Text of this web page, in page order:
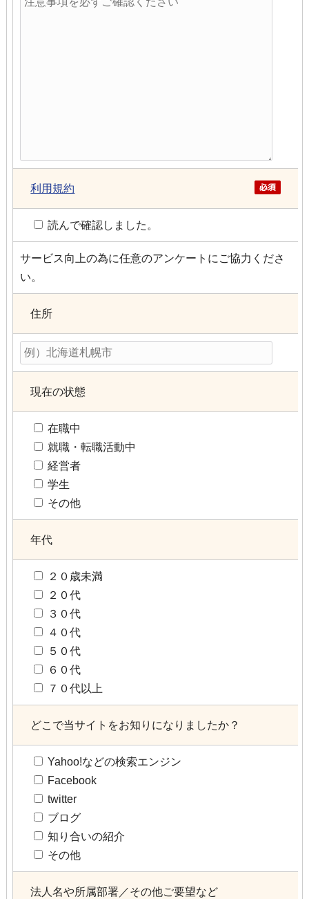
利用規約
読んで確認しました。
サービス向上の為に任意のアンケートにご協力くださ
い。
住所
現在の状態
在職中
就職・転職活動中
経営者
学生
その他
年代
２０歳未満
２０代
３０代
４０代
５０代
６０代
７０代以上
どこで当サイトをお知りになりましたか？
Yahoo!などの検索エンジン
Facebook
twitter
ブログ
知り合いの紹介
その他
法人名や所属部署／その他ご要望など